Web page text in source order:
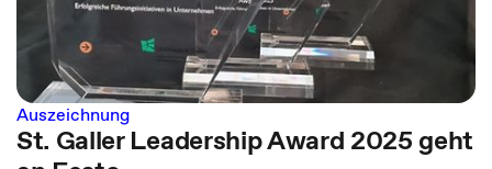
Auszeichnung
St. Galler Leadership Award 2025 geht